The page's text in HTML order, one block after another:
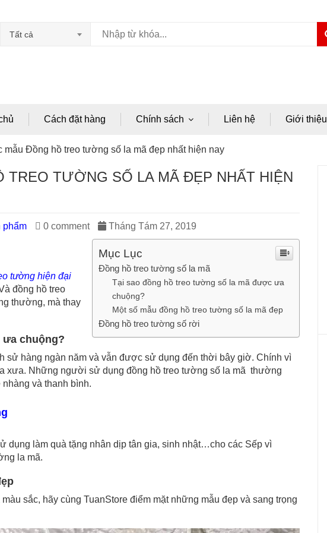
Tất cả
Cách đặt hàng Chính sách Liên hệ Giới thiệu
mẫu Đồng hồ treo tường số la mã đẹp nhất hiện nay
TREO TƯỜNG SỐ LA MÃ ĐẸP NHẤT HIỆN
phẩm 0 comment Tháng Tám 27, 2019
Mục Lục
Đồng hồ treo tường số la mã
Tại sao đồng hồ treo tường số la mã được ưa
chuộng?
Một số mẫu đồng hồ treo tường số la mã đẹp
Đồng hồ treo tường số rời
tường hiện đại
đồng hồ treo
thường, mà thay
chuộng?
sử hàng ngàn năm và vẫn được sử dụng đến thời bây giờ. Chính vì
xưa. Những người sử dụng đồng hồ treo tường số la mã thường
và thanh bình.
dụng làm quà tặng nhân dịp tân gia, sinh nhật…cho các Sếp vì
la mã.
sắc, hãy cùng TuanStore điểm mặt những mẫu đẹp và sang trọng